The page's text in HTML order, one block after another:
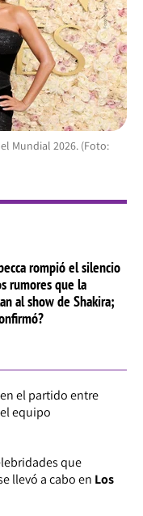
Mundial 2026. (Foto:
rompió el silencio
rumores que la
al show de Shakira;
el partido entre
equipo
que
llevó a cabo en Los